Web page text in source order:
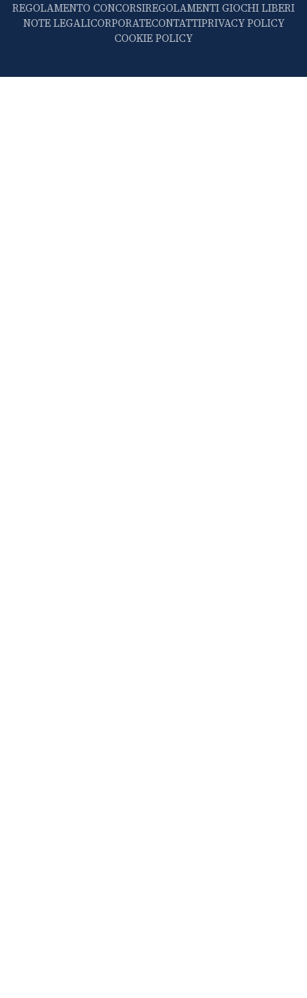
REGOLAMENTO CONCORSIREGOLAMENTI GIOCHI LIBERI
NOTE LEGALICORPORATECONTATTIPRIVACY POLICY
COOKIE POLICY